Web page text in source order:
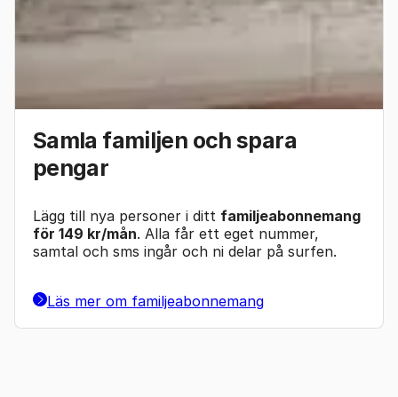
Samla familjen och spara
pengar
Lägg till nya personer i ditt familjeabonnemang
för 149 kr/mån. Alla får ett eget nummer,
samtal och sms ingår och ni delar på surfen.
Läs mer om familjeabonnemang